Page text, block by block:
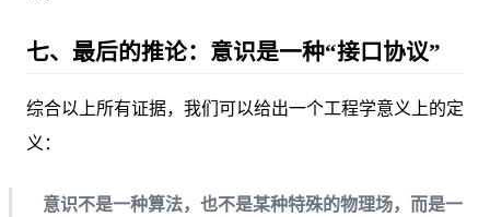
七、最后的推论：意识是一种“接口协议”
综合以上所有证据，我们可以给出一个工程学意义上的定
义：
意识不是一种算法，也不是某种特殊的物理场，而是一